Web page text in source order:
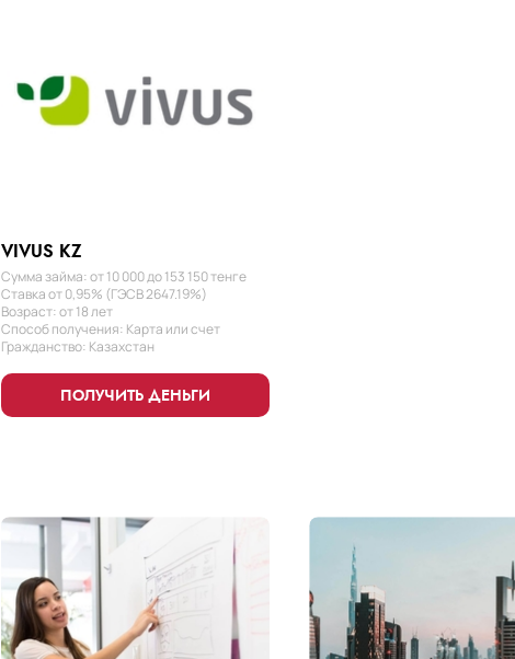
VIVUS KZ
Сумма займа: от 10 000 до 153 150 тенге
Ставка от 0,95% (ГЭСВ 2647.19%)
Возраст: от 18 лет
Способ получения: Карта или счет
Гражданство: Казахстан
ПОЛУЧИТЬ ДЕНЬГИ